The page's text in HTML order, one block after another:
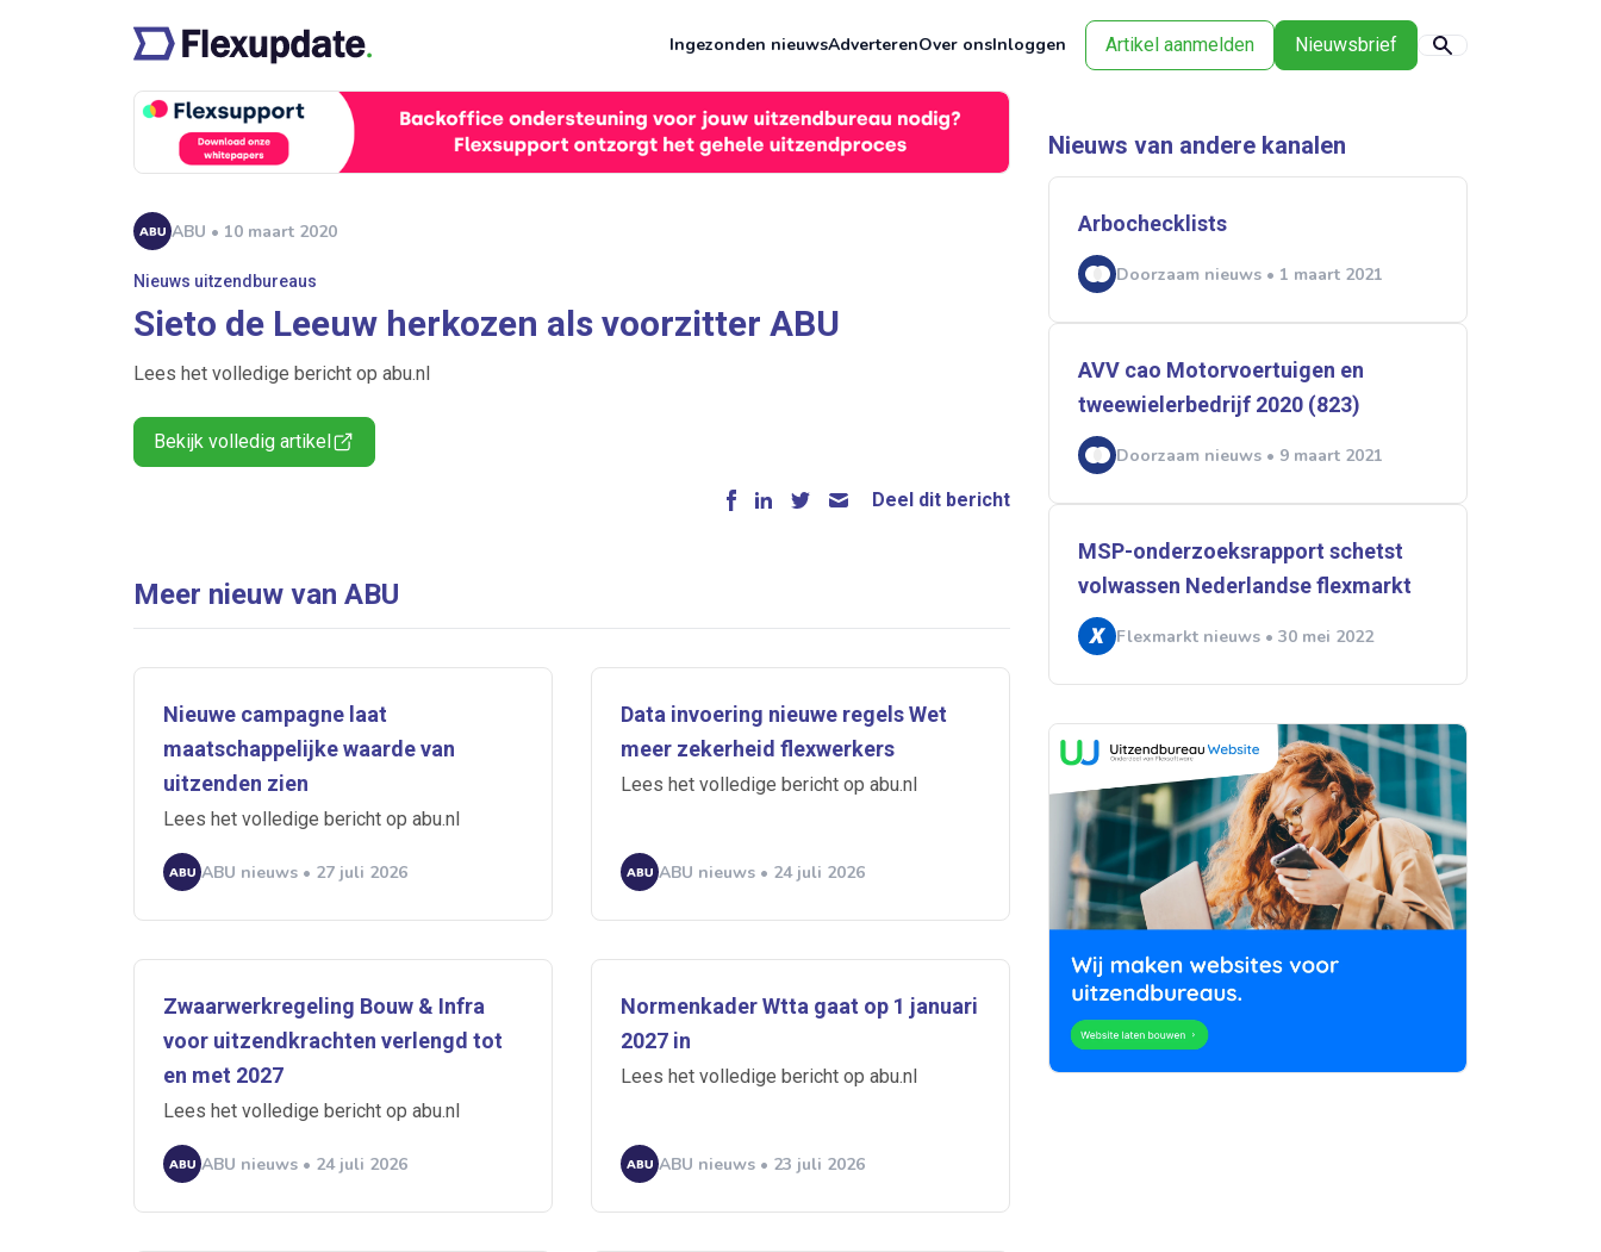
Ingezonden nieuwsAdverterenOver onsInloggen Artikel aanmelden Nieuwsbrief
ABU • 10 maart 2020
Nieuws uitzendbureaus
Sieto de Leeuw herkozen als voorzitter ABU
Lees het volledige bericht op abu.nl
Bekijk volledig artikel
Deel dit bericht
Meer nieuw van ABU
Nieuwe campagne laat
maatschappelijke waarde van
uitzenden zien
Lees het volledige bericht op abu.nl
ABU nieuws • 27 juli 2026
Data invoering nieuwe regels Wet
meer zekerheid flexwerkers
Lees het volledige bericht op abu.nl
ABU nieuws • 24 juli 2026
Zwaarwerkregeling Bouw & Infra
voor uitzendkrachten verlengd tot
en met 2027
Lees het volledige bericht op abu.nl
ABU nieuws • 24 juli 2026
Normenkader Wtta gaat op 1 januari
2027 in
Lees het volledige bericht op abu.nl
ABU nieuws • 23 juli 2026
Nieuws van andere kanalen
Arbochecklists
Doorzaam nieuws • 1 maart 2021
AVV cao Motorvoertuigen en
tweewielerbedrijf 2020 (823)
Doorzaam nieuws • 9 maart 2021
MSP-onderzoeksrapport schetst
volwassen Nederlandse flexmarkt
Flexmarkt nieuws • 30 mei 2022
Ontvang vacatures direct in je mailbox
Alerts ontvangen